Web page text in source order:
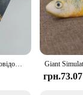
Нова пам'ятна листівка з повідомленням із чорним золотом із гігантським днем народження
грн.73.07